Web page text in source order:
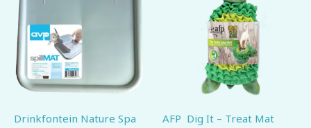
Drinkfontein Nature Spa
AFP Dig It – Treat Mat